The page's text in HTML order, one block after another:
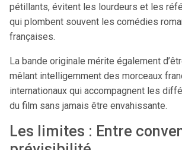
pétillants, évitent les lourdeurs et les
qui plombent souvent les comédies
françaises.
La bande originale mérite également
mêlant intelligemment des morceaux
internationaux qui accompagnent les
du film sans jamais être envahissante.
Les limites : Entre